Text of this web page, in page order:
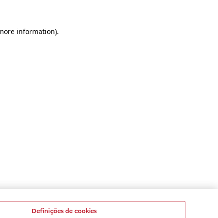
information).
Definições de cookies